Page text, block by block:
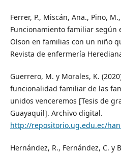
Ferrer, P., Miscán, Ana., Pino,
Funcionamiento familiar según
Olson en familias con un niño
Revista de enfermería
Guerrero, M. y Morales, K.
funcionalidad familiar de las
unidos venceremos [Tesis de
Guayaquil]. Archivo digital.
http://repositorio.ug.edu.ec/
Hernández, R., Fernández, C. y